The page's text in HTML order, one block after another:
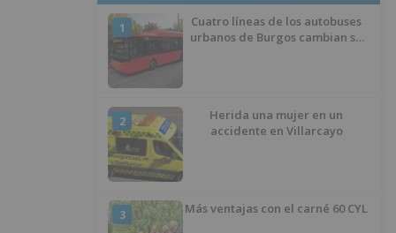
1
Cuatro líneas de los autobuses
urbanos de Burgos cambian su
2
Herida una mujer en un
accidente en Villarcayo
3 Más ventajas con el carné 60 CYL